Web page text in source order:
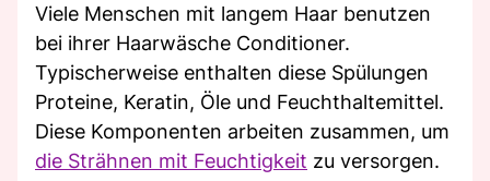
Viele Menschen mit langem Haar benutzen
bei ihrer Haarwäsche Conditioner.
Typischerweise enthalten diese Spülungen
Proteine, Keratin, Öle und Feuchthaltemittel.
Diese Komponenten arbeiten zusammen, um
die Strähnen mit Feuchtigkeit zu versorgen.